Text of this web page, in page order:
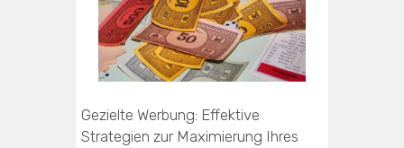
Gezielte Werbung: Effektive
Strategien zur Maximierung Ihres